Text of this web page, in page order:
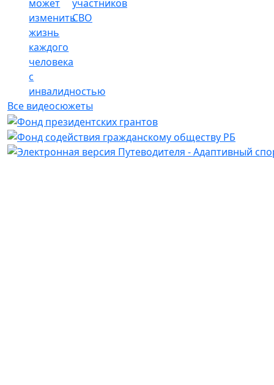
может
изменить
жизнь
каждого
человека
с
инвалидностью
участников
СВО
Все видеосюжеты